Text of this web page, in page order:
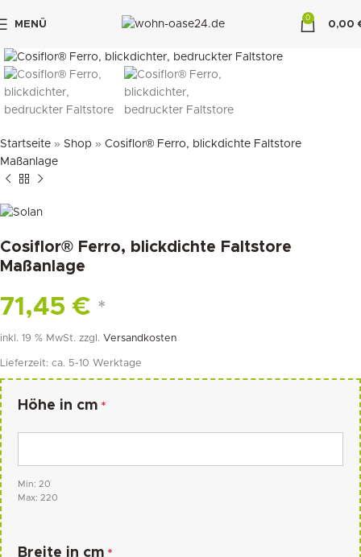
MENÜ
0
0,00
Startseite » Shop » Cosiflor® Ferro, blickdichte Faltstore
Maßanlage
Cosiflor® Ferro, blickdichte Faltstore
Maßanlage
71,45 € *
inkl. 19 % MwSt. zzgl. Versandkosten
Lieferzeit: ca. 5-10 Werktage
Höhe in cm *
Min: 20
Max: 220
Breite in cm *